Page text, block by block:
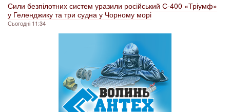
Сили безпілотних систем уразили російський С-400 «Тріумф»
у Геленджику та три судна у Чорному морі
Сьогодні 11:34